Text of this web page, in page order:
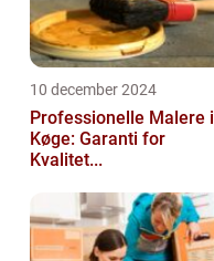
10 december 2024
Professionelle Malere i
Køge: Garanti for
Kvalitet...